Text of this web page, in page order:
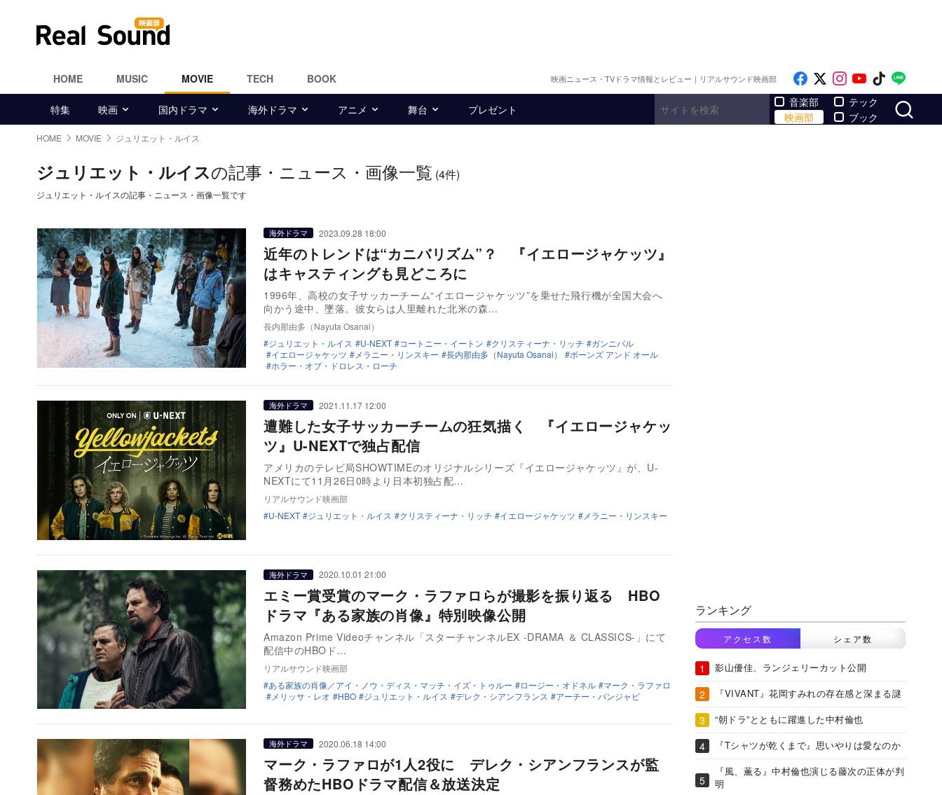
HOME MUSIC MOVIE TECH BOOK 映画ニュース・TVドラマ情報とレビュー｜リアルサウンド映画部 Like on Facebook
Follow on x
Follow on
Follow on
Follow
特集 映画 国内ドラマ 海外ドラマ アニメ 舞台 プレゼント
音楽部
映画部
テック
ブック
HOME MOVIE ジュリエット・ルイス
ジュリエット・ルイスの記事・ニュース・画像一覧 (4件)
ジュリエット・ルイスの記事・ニュース・画像一覧です
海外ドラマ 2023.09.28 18:00
近年のトレンドは“カニバリズム”？ 『イエロージャケッツ』
はキャスティングも見どころに
1996年、高校の女子サッカーチーム“イエロージャケッツ”を乗せた飛行機が全国大会へ
向かう途中、墜落。彼女らは人里離れた北米の森…
長内那由多（Nayuta Osanai）
ジュリエット・ルイス
U-NEXT コートニー・イートン クリスティーナ・リッチ
ガンニバル
イエロージャケッツ
メラニー・リンスキー 長内那由多（Nayuta Osanai）
ボーンズ アンド オール
ホラー・オブ・ドロレス・ローチ
海外ドラマ 2021.11.17 12:00
遭難した女子サッカーチームの狂気描く 『イエロージャケッ
ツ』U-NEXTで独占配信
アメリカのテレビ局SHOWTIMEのオリジナルシリーズ『イエロージャケッツ』が、U-
NEXTにて11月26日0時より日本初独占配…
リアルサウンド映画部
U-NEXT
ジュリエット・ルイス クリスティーナ・リッチ イエロージャケッツ メラニー・リンスキー
海外ドラマ 2020.10.01 21:00
エミー賞受賞のマーク・ラファロらが撮影を振り返る HBO
ドラマ『ある家族の肖像』特別映像公開
Amazon Prime Videoチャンネル「スターチャンネルEX -DRAMA ＆ CLASSICS-」にて
配信中のHBOド…
リアルサウンド映画部
ある家族の肖像／アイ・ノウ・ディス・マッチ・イズ・トゥルー
ロージー・オドネル
マーク・ラファロ
メリッサ・レオ
HBO ジュリエット・ルイス デレク・シアンフランス アーチー・パンジャビ
海外ドラマ 2020.06.18 14:00
マーク・ラファロが1人2役に デレク・シアンフランスが監
督務めたHBOドラマ配信＆放送決定
ランキング
アクセス数 シェア数
影山優佳、ランジェリーカット公開
『VIVANT』花岡すみれの存在感と深まる謎
“朝ドラ”とともに躍進した中村倫也
『Tシャツが乾くまで』思いやりは愛なのか
『風、薫る』中村倫也演じる藤次の正体が判
明